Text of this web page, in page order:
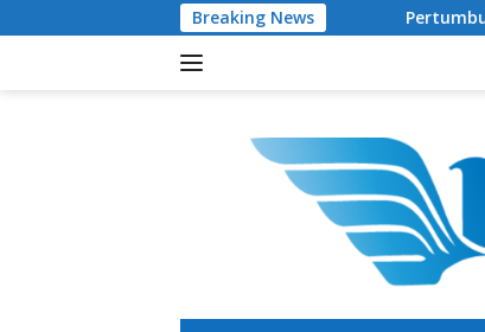
ke
Breaking NewsPertumbuhan 5,29